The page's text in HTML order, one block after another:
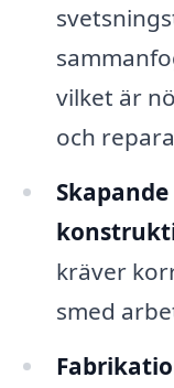
vilket är
och
kräver
smed